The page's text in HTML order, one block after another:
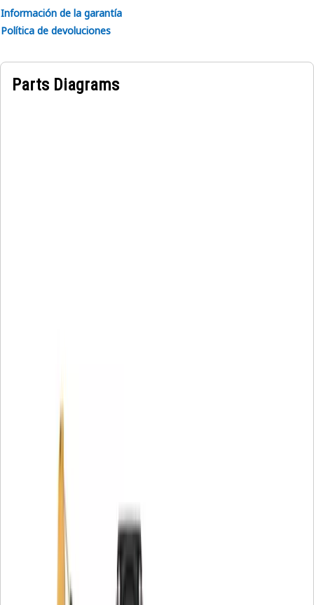
Información de la garantía
Política de devoluciones
Parts Diagrams